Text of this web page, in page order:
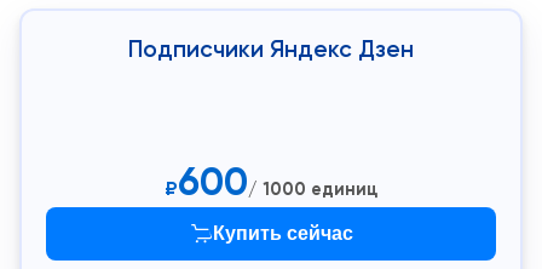
Подписчики Яндекс Дзен
₽600/ 1000 единиц
Купить сейчас